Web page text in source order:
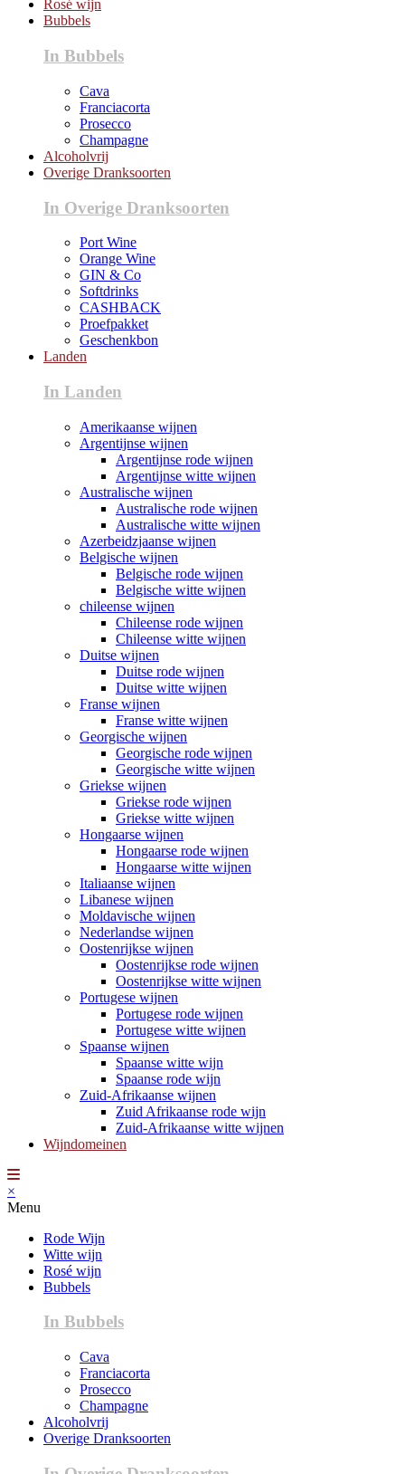
Rosé wijn
Bubbels
In Bubbels
Cava
Franciacorta
Prosecco
Champagne
Alcoholvrij
Overige Dranksoorten
In Overige Dranksoorten
Port Wine
Orange Wine
GIN & Co
Softdrinks
CASHBACK
Proefpakket
Geschenkbon
Landen
In Landen
Amerikaanse wijnen
Argentijnse wijnen
Argentijnse rode wijnen
Argentijnse witte wijnen
Australische wijnen
Australische rode wijnen
Australische witte wijnen
Azerbeidzjaanse wijnen
Belgische wijnen
Belgische rode wijnen
Belgische witte wijnen
chileense wijnen
Chileense rode wijnen
Chileense witte wijnen
Duitse wijnen
Duitse rode wijnen
Duitse witte wijnen
Franse wijnen
Franse witte wijnen
Georgische wijnen
Georgische rode wijnen
Georgische witte wijnen
Griekse wijnen
Griekse rode wijnen
Griekse witte wijnen
Hongaarse wijnen
Hongaarse rode wijnen
Hongaarse witte wijnen
Italiaanse wijnen
Libanese wijnen
Moldavische wijnen
Nederlandse wijnen
Oostenrijkse wijnen
Oostenrijkse rode wijnen
Oostenrijkse witte wijnen
Portugese wijnen
Portugese rode wijnen
Portugese witte wijnen
Spaanse wijnen
Spaanse witte wijn
Spaanse rode wijn
Zuid-Afrikaanse wijnen
Zuid Afrikaanse rode wijn
Zuid-Afrikaanse witte wijnen
Wijndomeinen
×
Menu
Rode Wijn
Witte wijn
Rosé wijn
Bubbels
In Bubbels
Cava
Franciacorta
Prosecco
Champagne
Alcoholvrij
Overige Dranksoorten